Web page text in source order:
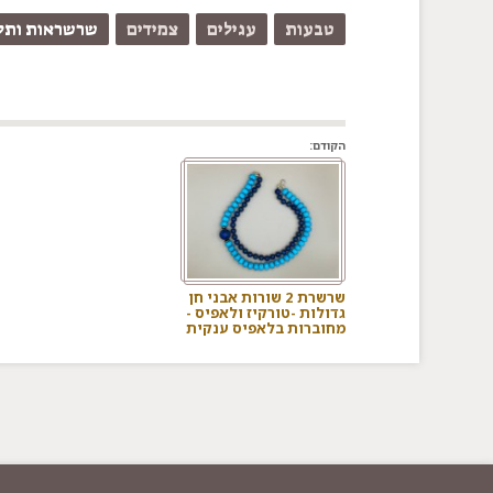
טבעות עגילים צמידים שרשראות
הקודם:
שרשרת 2 שורות אבני חן
גדולות -טורקיז ולאפיס -
מחוברות בלאפיס ענקית